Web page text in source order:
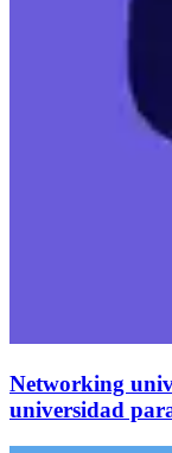
Networking
universidad